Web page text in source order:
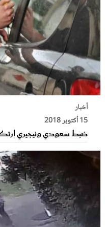
أخبار
15 أكتوبر 2018
ضبط سعودي ونيجيري ارتكبا 29 جريمة سرقة